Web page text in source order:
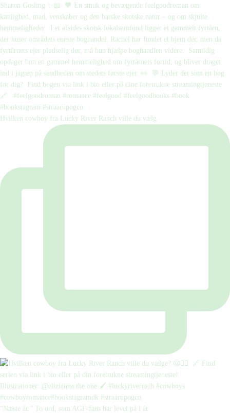
Hvilken cowboy fra Lucky River Ranch ville du vælg
“Næste år.” To ord, som AGF-fans har levet på i år